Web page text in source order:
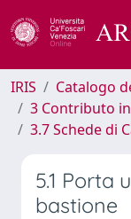
IRIS
Catalogo
3 Contributo
3.7 Schede di
5.1 Porta
bastione